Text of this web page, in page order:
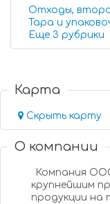
Отходы,
Тара и
Еще 3 рубрики
Карта
Скрыть карту
О компании
Компания
крупнейшим
продукции на